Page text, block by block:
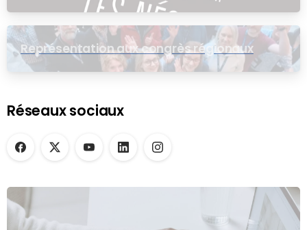
Représentation aux congrès régionaux
Réseaux sociaux